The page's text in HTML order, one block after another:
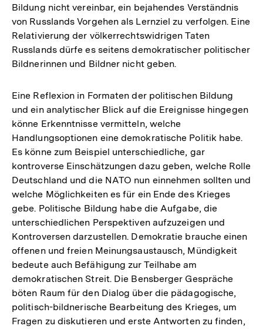
Bildung nicht vereinbar, ein bejahendes Verständnis
von Russlands Vorgehen als Lernziel zu verfolgen. Eine
Relativierung der völkerrechtswidrigen Taten
Russlands dürfe es seitens demokratischer politischer
Bildnerinnen und Bildner nicht geben.
Eine Reflexion in Formaten der politischen Bildung
und ein analytischer Blick auf die Ereignisse hingegen
könne Erkenntnisse vermitteln, welche
Handlungsoptionen eine demokratische Politik habe.
Es könne zum Beispiel unterschiedliche, gar
kontroverse Einschätzungen dazu geben, welche Rolle
Deutschland und die NATO nun einnehmen sollten und
welche Möglichkeiten es für ein Ende des Krieges
gebe. Politische Bildung habe die Aufgabe, die
unterschiedlichen Perspektiven aufzuzeigen und
Kontroversen darzustellen. Demokratie brauche einen
offenen und freien Meinungsaustausch, Mündigkeit
bedeute auch Befähigung zur Teilhabe am
demokratischen Streit. Die Bensberger Gespräche
böten Raum für den Dialog über die pädagogische,
politisch-bildnerische Bearbeitung des Krieges, um
Fragen zu diskutieren und erste Antworten zu finden,